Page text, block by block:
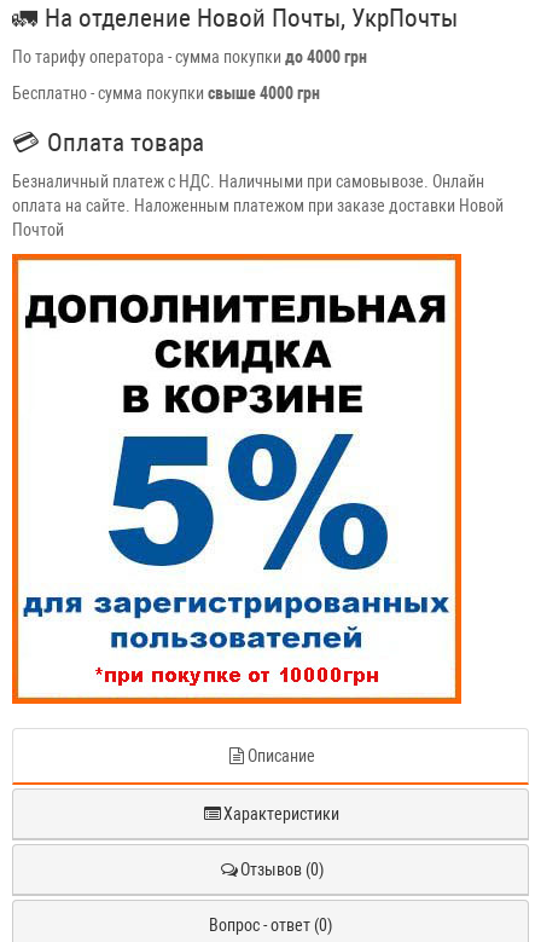
🚛 На отделение Новой Почты, УкрПочты
По тарифу оператора - сумма покупки до 4000 грн
Бесплатно - сумма покупки свыше 4000 грн
💳 Оплата товара
Безналичный платеж с НДС. Наличными при самовывозе. Онлайн
оплата на сайте. Наложенным платежом при заказе доставки Новой
Почтой
Описание
Характеристики
Отзывов (0)
Вопрос - ответ (0)